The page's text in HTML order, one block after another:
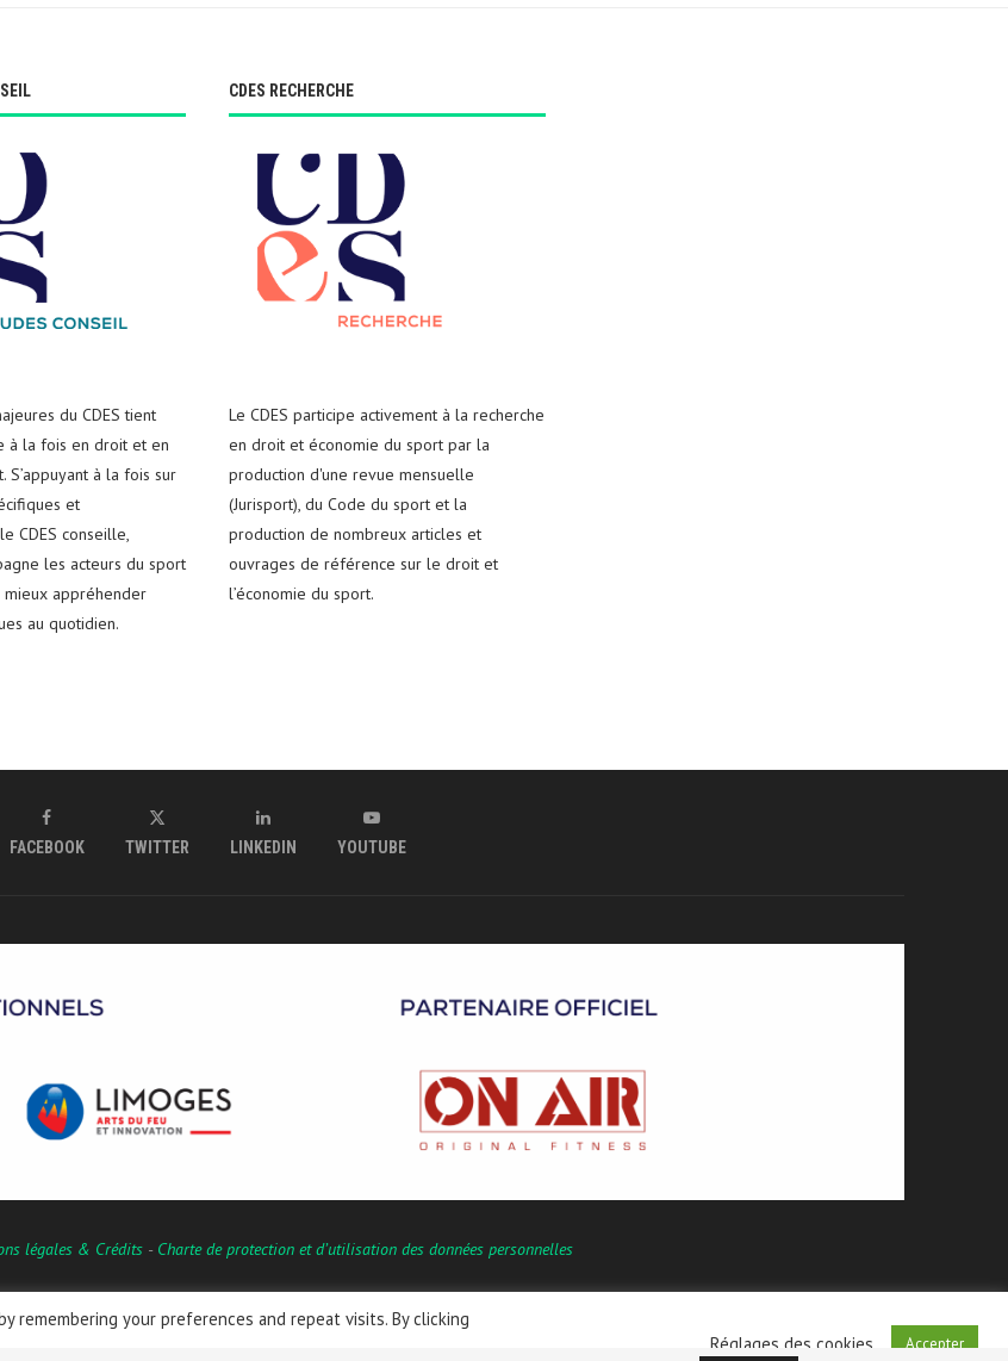
du CDES tient
à la fois en droit et en
S’appuyant à la fois sur
et
CDES conseille,
les acteurs du sport
appréhender
au quotidien.
CDES RECHERCHE
Le CDES participe activement à la recherche
en droit et économie du sport par la
production d'une revue mensuelle
(Jurisport), du Code du sport et la
production de nombreux articles et
ouvrages de référence sur le droit et
l’économie du sport.
FACEBOOK TWITTER LINKEDIN YOUTUBE
légales & Crédits - Charte de protection et d’utilisation des données personnelles
your preferences and repeat visits. By clicking
Réglages des cookies Accepter